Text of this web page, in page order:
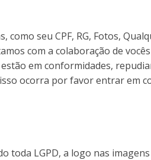
seu CPF, RG, Fotos,
com a colaboração de vocês
em conformidades,
ocorra por favor entrar em
toda LGPD, a logo nas